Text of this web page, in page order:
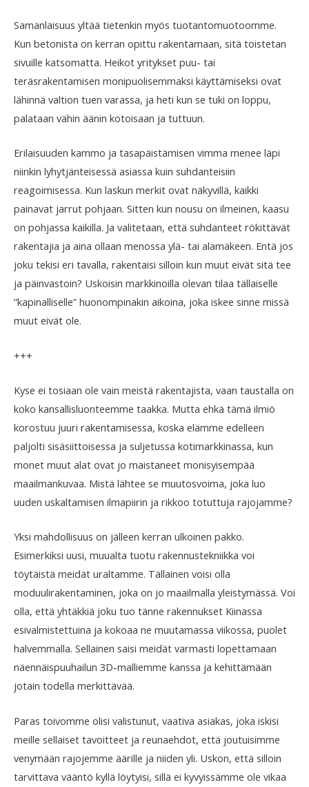
Samanlaisuus yltää tietenkin myös tuotantomuotoomme.
Kun betonista on kerran opittu rakentamaan, sitä toistetan
sivuille katsomatta. Heikot yritykset puu- tai
teräsrakentamisen monipuolisemmaksi käyttämiseksi ovat
lähinnä valtion tuen varassa, ja heti kun se tuki on loppu,
palataan vähin äänin kotoisaan ja tuttuun.
Erilaisuuden kammo ja tasapäistämisen vimma menee läpi
niinkin lyhytjänteisessä asiassa kuin suhdanteisiin
reagoimisessa. Kun laskun merkit ovat näkyvillä, kaikki
painavat jarrut pohjaan. Sitten kun nousu on ilmeinen, kaasu
on pohjassa kaikilla. Ja valitetaan, että suhdanteet rökittävät
rakentajia ja aina ollaan menossa ylä- tai alamäkeen. Entä jos
joku tekisi eri tavalla, rakentaisi silloin kun muut eivät sitä tee
ja päinvastoin? Uskoisin markkinoilla olevan tilaa tällaiselle
”kapinalliselle” huonompinakin aikoina, joka iskee sinne missä
muut eivät ole.
+++
Kyse ei tosiaan ole vain meistä rakentajista, vaan taustalla on
koko kansallisluonteemme taakka. Mutta ehkä tämä ilmiö
korostuu juuri rakentamisessa, koska elämme edelleen
paljolti sisäsiittoisessa ja suljetussa kotimarkkinassa, kun
monet muut alat ovat jo maistaneet monisyisempää
maailmankuvaa. Mistä lähtee se muutosvoima, joka luo
uuden uskaltamisen ilmapiirin ja rikkoo totuttuja rajojamme?
Yksi mahdollisuus on jälleen kerran ulkoinen pakko.
Esimerkiksi uusi, muualta tuotu rakennustekniikka voi
töytäistä meidät uraltamme. Tällainen voisi olla
moduulirakentaminen, joka on jo maailmalla yleistymässä. Voi
olla, että yhtäkkiä joku tuo tänne rakennukset Kiinassa
esivalmistettuina ja kokoaa ne muutamassa viikossa, puolet
halvemmalla. Sellainen saisi meidät varmasti lopettamaan
näennäispuuhailun 3D-malliemme kanssa ja kehittämään
jotain todella merkittävää.
Paras toivomme olisi valistunut, vaativa asiakas, joka iskisi
meille sellaiset tavoitteet ja reunaehdot, että joutuisimme
venymään rajojemme äärille ja niiden yli. Uskon, että silloin
tarvittava vääntö kyllä löytyisi, sillä ei kyvyissämme ole vikaa